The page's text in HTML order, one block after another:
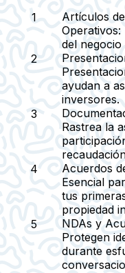
Artículos
Operativos:
del
ayudan a
inversores.
Rastrea la
Acuerdos
Esencial
tus
propiedad
NDAs y
Protegen
durante